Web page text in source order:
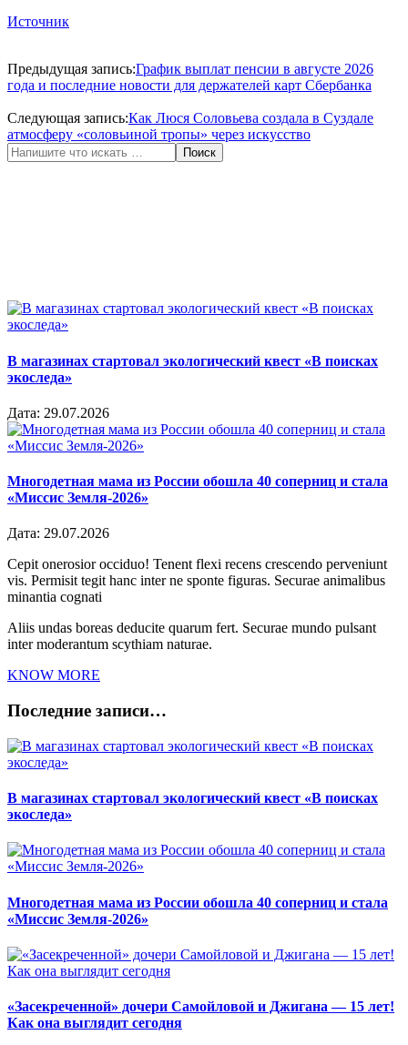
Источник
06-
20
Предыдущая запись:График выплат пенсии в августе 2026
года и последние новости для держателей карт Сбербанка
Следующая запись:Как Люся Соловьева создала в Суздале
атмосферу «соловьиной тропы» через искусство
Поиск
В магазинах стартовал экологический квест «В поисках
экоследа»
Дата: 29.07.2026
Многодетная мама из России обошла 40 соперниц и стала
«Миссис Земля-2026»
Дата: 29.07.2026
Cepit onerosior occiduo! Tenent flexi recens crescendo perveniunt
vis. Permisit tegit hanc inter ne sponte figuras. Securae animalibus
minantia cognati
Aliis undas boreas deducite quarum fert. Securae mundo pulsant
inter moderantum scythiam naturae.
KNOW MORE
Последние записи…
В магазинах стартовал экологический квест «В поисках
экоследа»
Многодетная мама из России обошла 40 соперниц и стала
«Миссис Земля-2026»
«Засекреченной» дочери Самойловой и Джигана — 15 лет!
Как она выглядит сегодня